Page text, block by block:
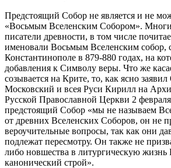
Предстоящий Собор не является и не
«Восьмым Вселенским Собором».
писатели древности, в том числе
именовали Восьмым Вселенским собор,
Константинополе в 879-880 годах, на
добавления к Символу веры. Что же
созывается на Крите, то, как ясно
Московский и всея Руси Кирилл на
Русской Православной Церкви 2
предстоящий Собор «мы не называем
от древних Вселенских Соборов, он не
вероучительные вопросы, так как они
подлежат пересмотру. Он также не
либо новшества в литургическую жизнь
канонический строй».